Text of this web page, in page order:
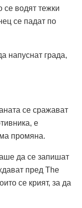
се водят тежки
се падат по
напуснат града,
се сражават
е
промяна.
да се запишат
пред The
се крият, за да